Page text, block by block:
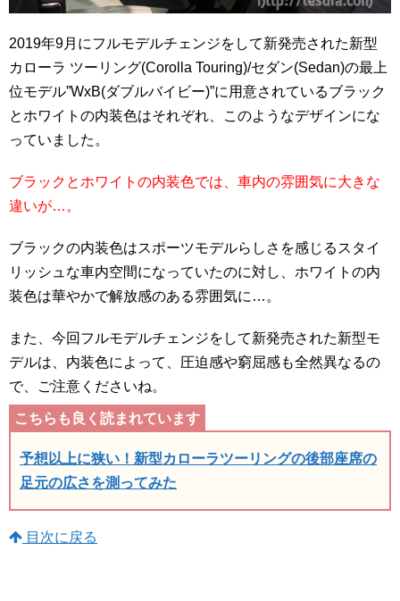
2019年9月にフルモデルチェンジをして新発売された新型
カローラ ツーリング(Corolla Touring)/セダン(Sedan)の最上
位モデル”WxB(ダブルバイビー)”に用意されているブラック
とホワイトの内装色はそれぞれ、このようなデザインにな
っていました。
ブラックとホワイトの内装色では、車内の雰囲気に大きな
違いが…。
ブラックの内装色はスポーツモデルらしさを感じるスタイ
リッシュな車内空間になっていたのに対し、ホワイトの内
装色は華やかで解放感のある雰囲気に…。
また、今回フルモデルチェンジをして新発売された新型モ
デルは、内装色によって、圧迫感や窮屈感も全然異なるの
で、ご注意くださいね。
予想以上に狭い！新型カローラツーリングの後部座席の
足元の広さを測ってみた
目次に戻る